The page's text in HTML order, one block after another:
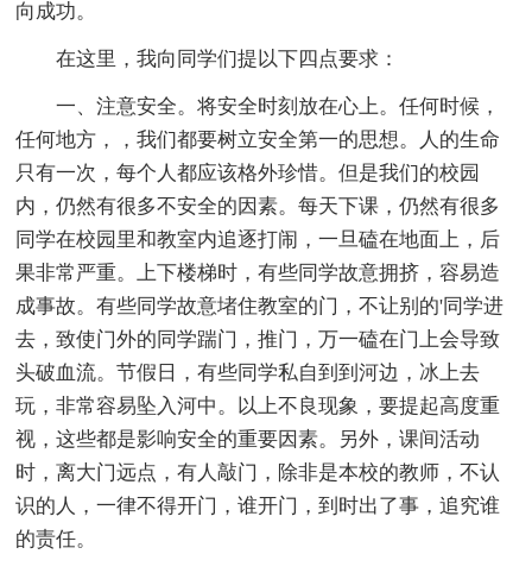
向成功。
在这里，我向同学们提以下四点要求：
一、注意安全。将安全时刻放在心上。任何时候，
任何地方，，我们都要树立安全第一的思想。人的生命
只有一次，每个人都应该格外珍惜。但是我们的校园
内，仍然有很多不安全的因素。每天下课，仍然有很多
同学在校园里和教室内追逐打闹，一旦磕在地面上，后
果非常严重。上下楼梯时，有些同学故意拥挤，容易造
成事故。有些同学故意堵住教室的门，不让别的'同学进
去，致使门外的同学踹门，推门，万一磕在门上会导致
头破血流。节假日，有些同学私自到到河边，冰上去
玩，非常容易坠入河中。以上不良现象，要提起高度重
视，这些都是影响安全的重要因素。另外，课间活动
时，离大门远点，有人敲门，除非是本校的教师，不认
识的人，一律不得开门，谁开门，到时出了事，追究谁
的责任。